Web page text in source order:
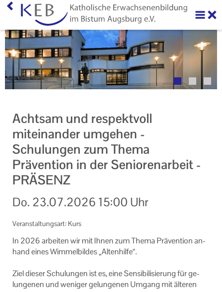
Achtsam und respektvoll
miteinander umgehen -
Schulungen zum Thema
Prävention in der Seniorenarbeit -
PRÄSENZ
Do. 23.07.2026 15:00 Uhr
Veranstaltungsart: Kurs
In 2026 ar­bei­ten wir mit Ihnen zum Thema Prä­ven­ti­on an­
hand eines Wim­mel­bil­des „Al­ten­hil­fe“.
Ziel die­ser Schu­lun­gen ist es, eine Sen­si­bi­li­sie­rung für ge­
lun­ge­nen und we­ni­ger ge­lun­ge­nen Um­gang mit äl­te­ren
Home
Über uns
Neuigkeiten
Ihr Kontakt zu uns
AGB
Datenschutzerklärung